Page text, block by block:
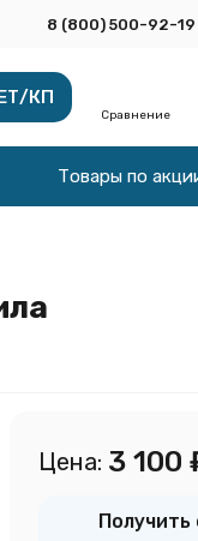
8 (800) 500-92-19
КП
Сравнение
Товары по
Цена: 3 100